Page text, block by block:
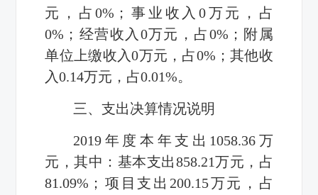
元，占0% ；事业收入 0万元，占
0% ；经营收入 0万元，占0% ；附属
单位上缴收入0万元，占0% ；其他收
入0.14万元，占0.01%。
三、支出决算情况说明
2019 年度本年支出 1058.36 万
元，其中：基本支出858.21万元，占
81.09% ；项目支出 200.15万元，占